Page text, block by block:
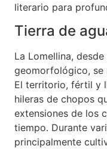
literario para
Tierra de
La Lomellina,
geomorfológico, se
El territorio, fértil y
hileras de chopos
extensiones de los
tiempo. Durante
principalmente